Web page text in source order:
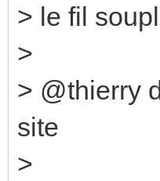
> le fil
>
> @thierry
site
>